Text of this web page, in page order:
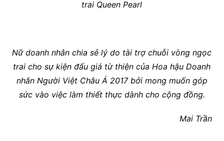
trai Queen Pearl
Nữ doanh nhân chia sẻ lý do tài trợ chuỗi vòng ngọc
trai cho sự kiện đấu giá từ thiện của Hoa hậu Doanh
nhân Người Việt Châu Á 2017 bởi mong muốn góp
sức vào việc làm thiết thực dành cho cộng đồng.
Mai Trần